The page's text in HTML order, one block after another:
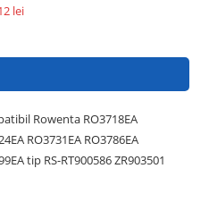
lei
Rowenta RO3718EA
RO3731EA RO3786EA
tip RS-RT900586 ZR903501